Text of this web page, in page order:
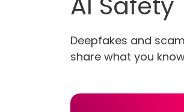
Deepfakes and
share what you